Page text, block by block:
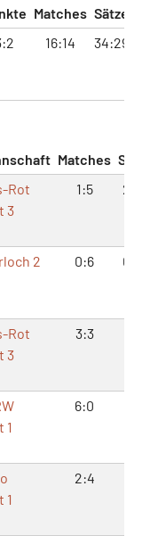
Matches Sätze
16:14 34:29
Matches
Rot
3
1:5
2 0:6
Rot
3
3:3
1
6:0
1
2:4